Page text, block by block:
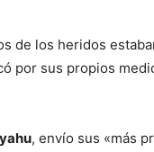
de los heridos
por sus propios
, envío sus «más